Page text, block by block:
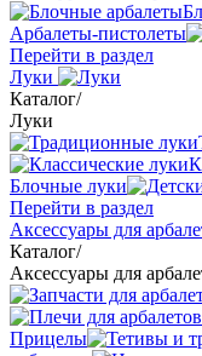
Арбалеты-пистолеты
Перейти в раздел
Луки
Каталог/
Луки
Блочные луки
Перейти в раздел
Аксессуары для
Каталог/
Аксессуары для
Прицелы